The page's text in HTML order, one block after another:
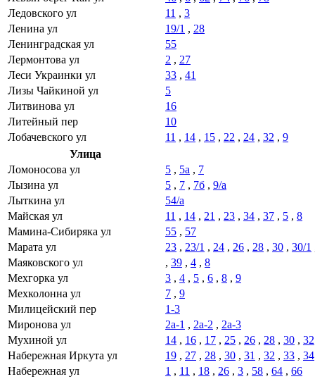
Ледовского ул
11 , 3
Ленина ул
19/1 , 28
Ленинградская ул
55
Лермонтова ул
2 , 27
Леси Украинки ул
33 , 41
Лизы Чайкиной ул
5
Литвинова ул
16
Литейный пер
10
Лобачевского ул
11 , 14 , 15 , 22 , 24 , 32 , 9
Улица
Ломоносова ул
5 , 5а , 7
Лызина ул
5 , 7 , 7б , 9/а
Лыткина ул
54/а
Майская ул
11 , 14 , 21 , 23 , 34 , 37 , 5 , 8
Мамина-Сибиряка ул
55 , 57
Марата ул
23 , 23/1 , 24 , 26 , 28 , 30 , 30/1
Маяковского ул
, 39 , 4 , 8
Мехгорка ул
3 , 4 , 5 , 6 , 8 , 9
Мехколонна ул
7 , 9
Милицейский пер
1-3
Миронова ул
2а-1 , 2а-2 , 2а-3
Мухиной ул
14 , 16 , 17 , 25 , 26 , 28 , 30 , 32
Набережная Иркута ул
19 , 27 , 28 , 30 , 31 , 32 , 33 , 34
Набережная ул
1 , 11 , 18 , 26 , 3 , 58 , 64 , 66